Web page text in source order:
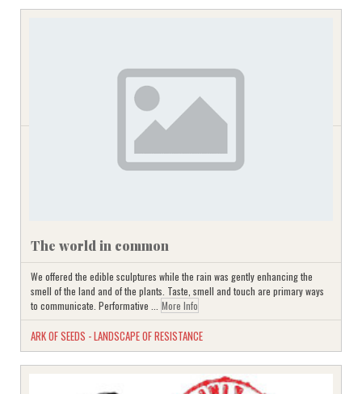
The world in common
We offered the edible sculptures while the rain was gently enhancing the
smell of the land and of the plants. Taste, smell and touch are primary ways
to communicate. Performative ... More Info
ARK OF SEEDS - LANDSCAPE OF RESISTANCE